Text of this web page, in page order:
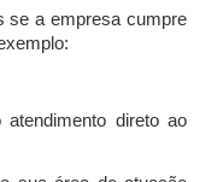
se a empresa cumpre
direto ao